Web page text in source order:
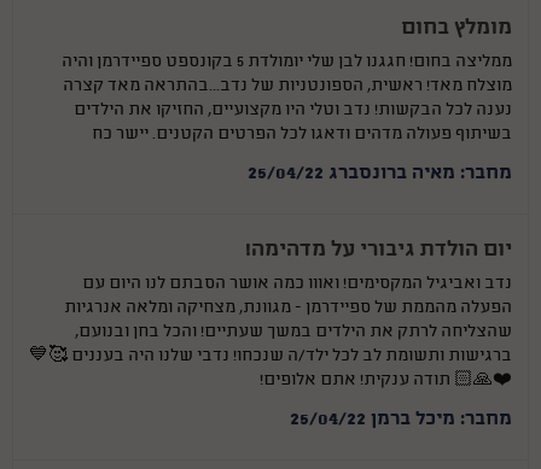
מומלץ בחום
ממליצה בחום! חגגנו לבן שלי יומולדת 5 בקונספט ספיידרמן והיה
מוצלח מאד! ראשית, הספונטניות של נדב...בהתראה מאד קצרה
נענה לכל הבקשות! נדב וטלי היו מקצועיים, החזיקו את הילדים
בשיתוף פעולה מדהים ודאגו לכל הפרטים הקטנים. יישר כח
מחבר: מאיה ברונסברג 25/04/22
יום הולדת גיבורי על מדהימה!
נדב ואביגיל המקסימים! ואווו כמה אושר הסבתם לנו היום עם
הפעלה מהממת של ספיידרמן - מגוונת, מצחיקה ומלאה אנרגיות
שהצליחה לרתק את הילדים במשך שעתיים! והכל בחן ובנועם,
ברגישות ותשומת לב לכל ילד/ה שנכחו! נדבי שלנו היה בעננים 🥰💙
❤️🙏🏻 תודה ענקית! אתם אלופים!
מחבר: מיכל ברמן 25/04/22